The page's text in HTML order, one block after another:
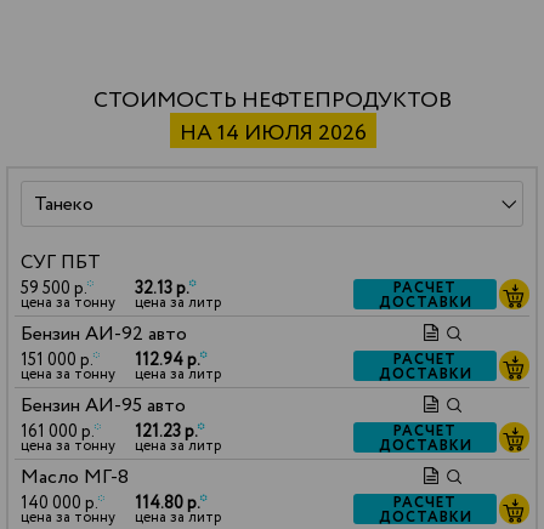
СТОИМОСТЬ НЕФТЕПРОДУКТОВ
НА 14 ИЮЛЯ 2026
СУГ ПБТ
59 500 р.*
цена за тонну
32.13 р.*
цена за литр
РАСЧЕТ
ДОСТАВКИ
Бензин АИ-92 авто
151 000 р.*
цена за тонну
112.94 р.*
цена за литр
РАСЧЕТ
ДОСТАВКИ
Бензин АИ-95 авто
161 000 р.*
цена за тонну
121.23 р.*
цена за литр
РАСЧЕТ
ДОСТАВКИ
Масло МГ-8
140 000 р.*
цена за тонну
114.80 р.*
цена за литр
РАСЧЕТ
ДОСТАВКИ